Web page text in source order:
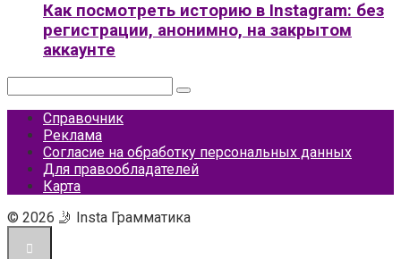
Как посмотреть историю в Instagram: без
регистрации, анонимно, на закрытом
аккаунте
Справочник
Реклама
Согласие на обработку персональных данных
Для правообладателей
Карта
© 2026 🤳 Insta Грамматика